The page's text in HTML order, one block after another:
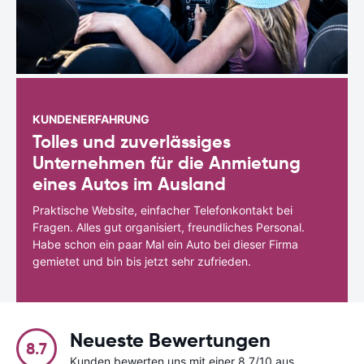
KUNDENERFAHRUNG
Tolles und zuverlässiges
Unternehmen für die Anmietung
eines Autos im Ausland
Praktische Website, einfacher Telefonkontakt bei
Fragen. Alles gut organisiert, freundliches Personal.
Habe schon ein paar Mal ein Auto bei dieser Firma
gemietet und bin bis jetzt sehr zufrieden.
8.7 Neueste Bewertungen
Kunden bewerten uns mit einer 8.7/10 aus